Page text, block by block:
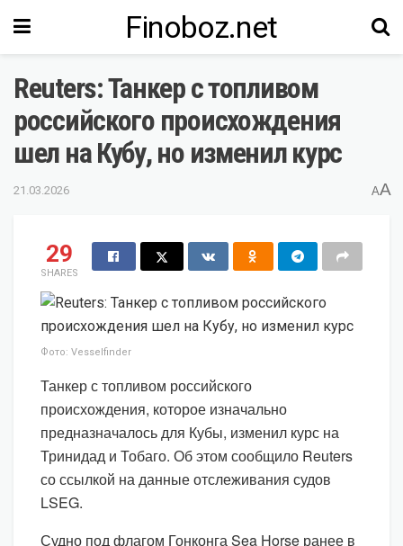
Finoboz.net
Reuters: Танкер с топливом
российского происхождения
шел на Кубу, но изменил курс
21.03.2026 AA
29
SHARES
Фото: Vesselfinder
Танкер с топливом российского
происхождения, которое изначально
предназначалось для Кубы, изменил курс на
Тринидад и Тобаго. Об этом сообщило Reuters
со ссылкой на данные отслеживания судов
LSEG.
Судно под флагом Гонконга Sea Horse ранее в